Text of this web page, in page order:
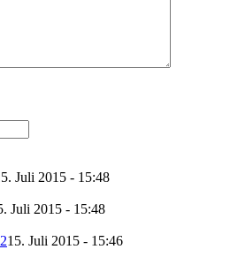
Juli 2015 - 15:48
Juli 2015 - 15:48
15. Juli 2015 - 15:46